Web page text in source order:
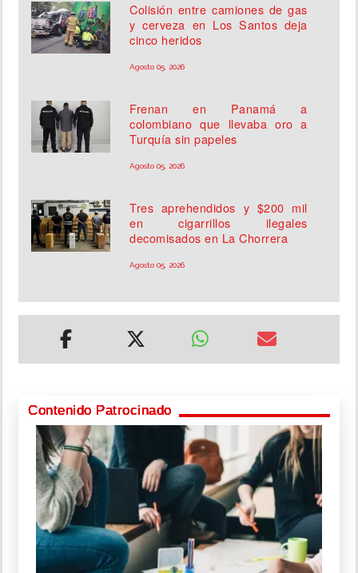
Colisión entre camiones de gas
y cerveza en Los Santos deja
cinco heridos
Agosto 05, 2026
Frenan en Panamá a
colombiano que llevaba oro a
Turquía sin papeles
Agosto 05, 2026
Tres aprehendidos y $200 mil
en cigarrillos ilegales
decomisados en La Chorrera
Agosto 05, 2026
Contenido Patrocinado